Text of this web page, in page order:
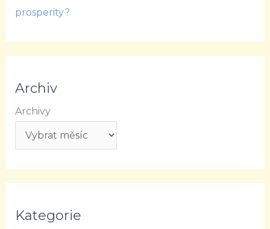
prosperity?
Archiv
Archivy
Kategorie